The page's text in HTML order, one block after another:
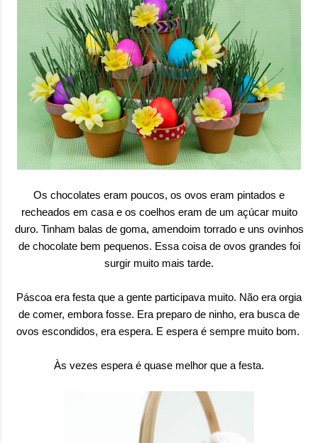
Os chocolates eram poucos, os ovos eram pintados e
recheados em casa e os coelhos eram de um açúcar muito
duro. Tinham balas de goma, amendoim torrado e uns ovinhos
de chocolate bem pequenos. Essa coisa de ovos grandes foi
surgir muito mais tarde.
Páscoa era festa que a gente participava muito. Não era orgia
de comer, embora fosse. Era preparo de ninho, era busca de
ovos escondidos, era espera. E espera é sempre muito bom.
Às vezes espera é quase melhor que a festa.